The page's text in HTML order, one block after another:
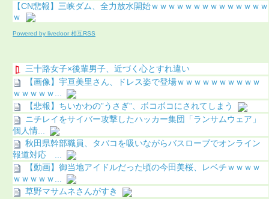
【CN悲報】三峡ダム、全力放水開始ｗｗｗｗｗｗｗｗｗｗｗｗｗｗ
ｗ
Powered by livedoor 相互RSS
三十路女子×後輩男子、近づく心とすれ違い
【画像】宇亘美里さん、ドレス姿で登場ｗｗｗｗｗｗｗｗｗｗ
ｗｗｗｗｗ...
【悲報】ちいかわの”うさぎ”、ボコボコにされてしまう
ニチレイをサイバー攻撃したハッカー集団「ランサムウェア」
個人情...
秋田県幹部職員、タバコを吸いながらバスローブでオンライン
報道対応 ...
【動画】御当地アイドルだった頃の今田美桜、レベチｗｗｗｗ
ｗｗｗｗｗ...
草野マサムネさんがすき